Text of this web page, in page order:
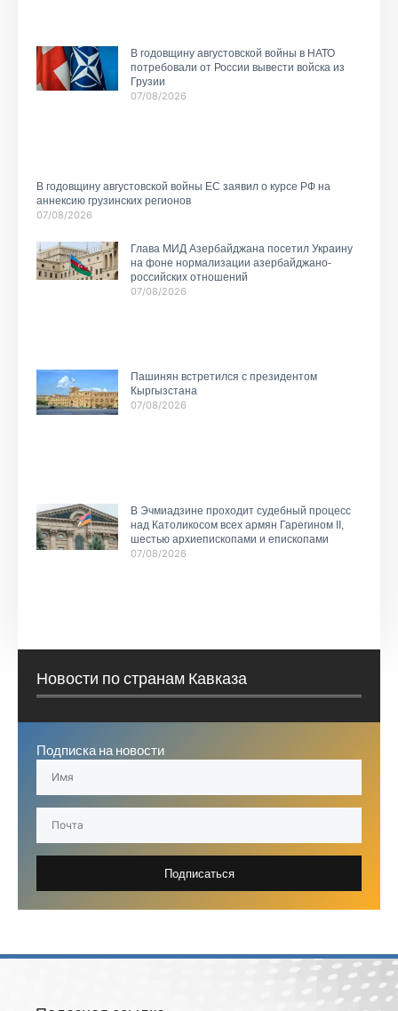
В годовщину августовской войны в НАТО
потребовали от России вывести войска из
Грузии
07/08/2026
В годовщину августовской войны ЕС заявил о курсе РФ на
аннексию грузинских регионов
07/08/2026
Глава МИД Азербайджана посетил Украину
на фоне нормализации азербайджано-
российских отношений
07/08/2026
Пашинян встретился с президентом
Кыргызстана
07/08/2026
В Эчмиадзине проходит судебный процесс
над Католикосом всех армян Гарегином II,
шестью архиепископами и епископами
07/08/2026
Новости по странам Кавказа
Подписка на новости
Подписаться